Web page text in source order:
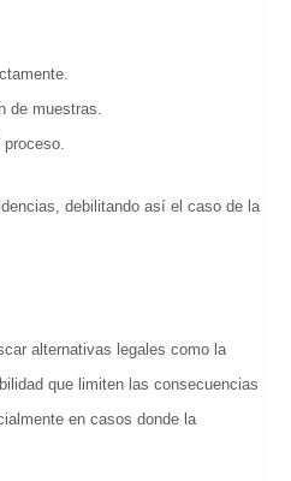
de muestras.
debilitando así el caso de la
alternativas legales como la
que limiten las consecuencias
en casos donde la